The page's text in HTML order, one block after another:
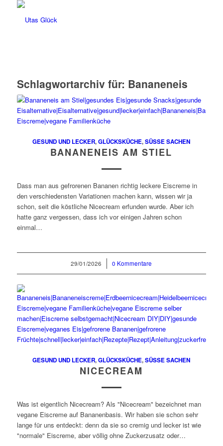
Schlagwortarchiv für: Bananeneis
GESUND UND LECKER,GLÜCKSKÜCHE,SÜSSE SACHEN
BANANENEIS AM STIEL
Dass man aus gefrorenen Bananen richtig leckere Eiscreme in
den verschiedensten Variationen machen kann, wissen wir ja
schon, seit die köstliche Nicecream erfunden wurde. Aber ich
hatte ganz vergessen, dass ich vor einigen Jahren schon
einmal…
29/01/2026
/ 0 Kommentare
GESUND UND LECKER,GLÜCKSKÜCHE,SÜSSE SACHEN
NICECREAM
Was ist eigentlich Nicecream? Als "Nicecream" bezeichnet man
vegane Eiscreme auf Bananenbasis. Wir haben sie schon sehr
lange für uns entdeckt: denn da sie so cremig und lecker ist wie
"normale" Eiscreme, aber völlig ohne Zuckerzusatz oder…